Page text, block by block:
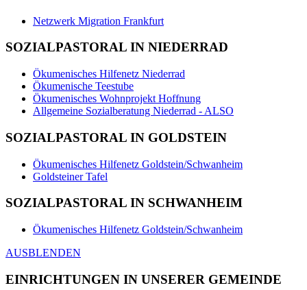
Netzwerk Migration Frankfurt
SOZIALPASTORAL IN NIEDERRAD
Ökumenisches Hilfenetz Niederrad
Ökumenische Teestube
Ökumenisches Wohnprojekt Hoffnung
Allgemeine Sozialberatung Niederrad - ALSO
SOZIALPASTORAL IN GOLDSTEIN
Ökumenisches Hilfenetz Goldstein/Schwanheim
Goldsteiner Tafel
SOZIALPASTORAL IN SCHWANHEIM
Ökumenisches Hilfenetz Goldstein/Schwanheim
AUSBLENDEN
EINRICHTUNGEN IN UNSERER GEMEINDE